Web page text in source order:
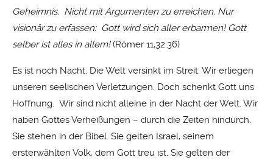
Geheimnis. Nicht mit Argumenten zu erreichen. Nur
visionär zu erfassen: Gott wird sich aller erbarmen! Gott
selber ist alles in allem!(Römer 11,32.36)
Es ist noch Nacht. Die Welt versinkt im Streit. Wir erliegen
unseren seelischen Verletzungen. Doch schenkt Gott uns
Hoffnung. Wir sind nicht alleine in der Nacht der Welt. Wir
haben Gottes Verheißungen – durch die Zeiten hindurch.
Sie stehen in der Bibel. Sie gelten Israel, seinem
ersterwählten Volk, dem Gott treu ist. Sie gelten der